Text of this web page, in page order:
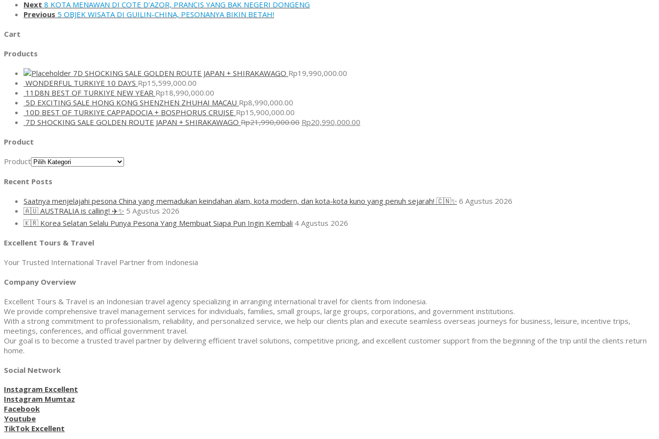
Next 8 KOTA MENAWAN DI COTE D’AZOR, PRANCIS YANG BAK NEGERI DONGENG
Previous 5 OBJEK WISATA DI GUILIN-CHINA, PESONANYA BIKIN BETAH!
Cart
Products
7D SHOCKING SALE GOLDEN ROUTE JAPAN + SHIRAKAWAGO Rp19,990,000.00
WONDERFUL TURKIYE 10 DAYS Rp15,599,000.00
11D8N BEST OF TURKIYE NEW YEAR Rp18,990,000.00
5D EXCITING SALE HONG KONG SHENZHEN ZHUHAI MACAU Rp8,990,000.00
10D BEST OF TURKIYE CAPPADOCIA + BOSPHORUS CRUISE Rp15,900,000.00
7D SHOCKING SALE GOLDEN ROUTE JAPAN + SHIRAKAWAGO Rp21,990,000.00 Rp20,990,000.00
Product
Product
Recent Posts
Saatnya menjelajahi pesona China yang memadukan keindahan alam, kota modern, dan kota-kota kuno yang penuh sejarah! 🇨🇳✨ 6 Agustus 2026
🇦🇺 AUSTRALIA is calling! ✈️✨ 5 Agustus 2026
🇰🇷 Korea Selatan Selalu Punya Pesona Yang Membuat Siapa Pun Ingin Kembali 4 Agustus 2026
Excellent Tours & Travel
Your Trusted International Travel Partner from Indonesia
Company Overview
Excellent Tours & Travel is an Indonesian travel agency specializing in arranging international travel for clients from Indonesia.
We provide comprehensive travel management services for individuals, families, small groups, large groups, corporations, and government institutions.
With a strong commitment to professionalism, reliability, and personalized service, we help our clients plan and execute seamless overseas journeys for business, leisure, incentive trips,
meetings, conferences, and official government travel.
Our goal is to become a trusted travel partner by delivering efficient travel solutions, competitive pricing, and excellent customer support from the beginning of the trip until the clients return
home.
Social Network
Instagram Excellent
Instagram Mumtaz
Facebook
Youtube
TikTok Excellent